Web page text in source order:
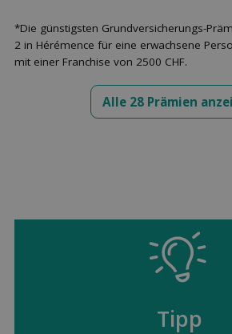
*Die günstigsten Grundversicherungs-
2 in Hérémence für eine erwachsene
mit einer Franchise von 2500 CHF.
Alle 28 Prämien
Tipp